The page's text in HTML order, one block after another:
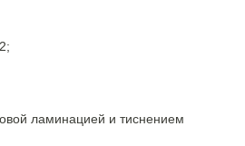
ламинацией и тиснением